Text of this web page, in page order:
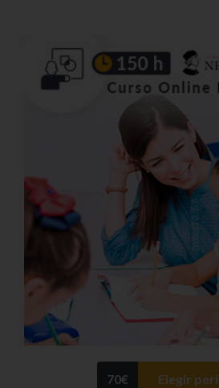
70€ Elegir